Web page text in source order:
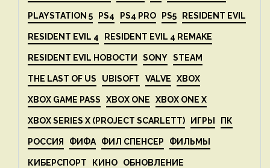
PLAYSTATION 5 PS4 PS4 PRO PS5 RESIDENT EVIL
RESIDENT EVIL 4 RESIDENT EVIL 4 REMAKE
RESIDENT EVIL НОВОСТИ SONY STEAM
THE LAST OF US UBISOFT VALVE XBOX
XBOX GAME PASS XBOX ONE XBOX ONE X
XBOX SERIES X (PROJECT SCARLETT) ИГРЫ ПК
РОССИЯ ФИФА ФИЛ СПЕНСЕР ФИЛЬМЫ
КИБЕРСПОРТ КИНО ОБНОВЛЕНИЕ